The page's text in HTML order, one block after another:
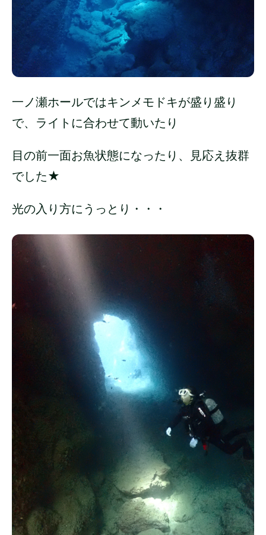
一ノ瀬ホールではキンメモドキが盛り盛り
で、ライトに合わせて動いたり
目の前一面お魚状態になったり、見応え抜群
でした★
光の入り方にうっとり・・・